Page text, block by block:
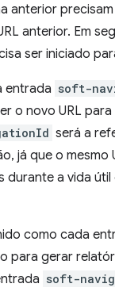
anterior
anterior. Em
ser iniciado
entrada soft-
o novo URL
será a
já que o mesmo
durante a vida
como cada
para gerar
soft-